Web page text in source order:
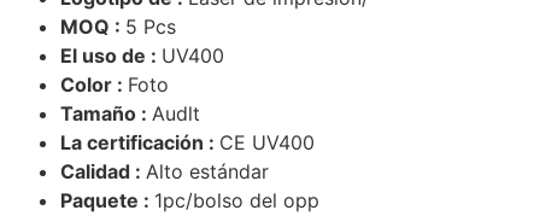
MOQ : 5 Pcs
El uso de : UV400
Color : Foto
Tamaño : Audlt
La certificación : CE UV400
Calidad : Alto estándar
Paquete : 1pc/bolso del opp